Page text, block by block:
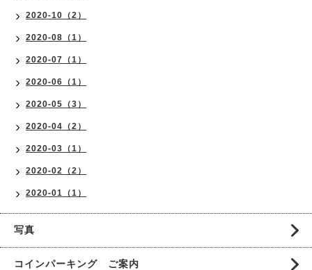
2020-10（2）
2020-08（1）
2020-07（1）
2020-06（1）
2020-05（3）
2020-04（2）
2020-03（1）
2020-02（2）
2020-01（1）
写真
コインパーキング ご案内